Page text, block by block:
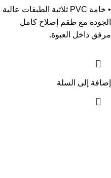
• خامة PVC ثلاثية الطبقات عالية
الجودة مع طقم إصلاح كامل
مرفق داخل العبوة.
إضافة إلى السلة